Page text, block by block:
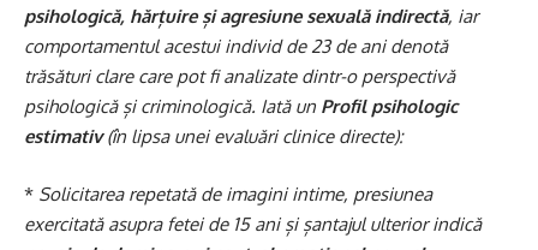
psihologică, hărțuire și agresiune sexuală indirectă, iar
comportamentul acestui individ de 23 de ani denotă
trăsături clare care pot fi analizate dintr-o perspectivă
psihologică și criminologică. Iată un Profil psihologic
estimativ(în lipsa unei evaluări clinice directe):
* Solicitarea repetată de imagini intime, presiunea
exercitată asupra fetei de 15 ani și șantajul ulterior indică